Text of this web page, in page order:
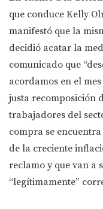
que conduce Kelly
manifestó que la
decidió acatar la
comunicado que
acordamos en el
justa recomposición
trabajadores del
compra se
de la creciente
reclamo y que van a
“legítimamente”